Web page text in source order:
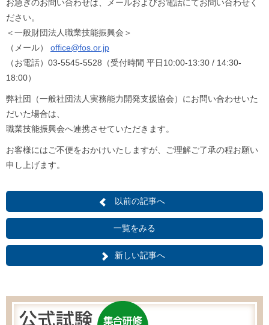
お急ぎのお問い合わせは、メールおよびお電話にてお問い合わせく
ださい。
＜一般財団法人職業技能振興会＞
（メール） office@fos.or.jp
（お電話）03-5545-5528（受付時間 平日10:00-13:30 / 14:30-
18:00）
弊社団（一般社団法人実務能力開発支援協会）にお問い合わせいた
だいた場合は、
職業技能振興会へ連携させていただきます。
お客様にはご不便をおかけいたしますが、 ご理解ご了承の程お願い
申し上げます。
以前の記事へ
一覧をみる
新しい記事へ